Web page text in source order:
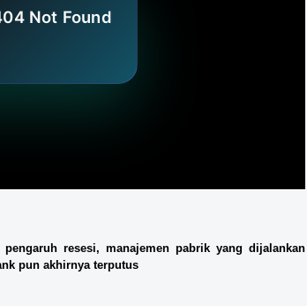
resesi, manajemen pabrik yang dijalankan
pun akhirnya terputus